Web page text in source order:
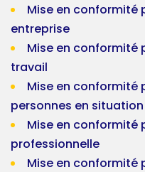
Mise en conformité
entreprise
Mise en conformité
travail
Mise en conformité
personnes en
Mise en conformité
professionnelle
Mise en conformité